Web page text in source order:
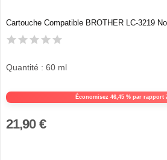
Cartouche Compatible BROTHER LC-3219
Économisez 46,45 % par rapport
Quantité : 60 ml
21,90 €